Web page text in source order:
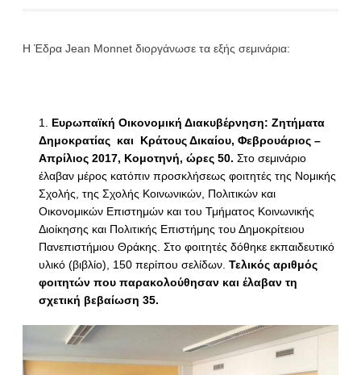
Η Έδρα Jean Monnet διοργάνωσε τα εξής σεμινάρια:
Ευρωπαϊκή Οικονομική Διακυβέρνηση: Ζητήματα
Δημοκρατίας και Κράτους Δικαίου, Φεβρουάριος –
Απρίλιος 2017, Κομοτηνή, ώρες 50. Στο σεμινάριο
έλαβαν μέρος κατόπιν προσκλήσεως φοιτητές της Νομικής
Σχολής, της Σχολής Κοινωνικών, Πολιτικών και
Οικονομικών Επιστημών και του Τμήματος Κοινωνικής
Διοίκησης και Πολιτικής Επιστήμης του Δημοκρίτειου
Πανεπιστήμιου Θράκης. Στο φοιτητές δόθηκε εκπαιδευτικό
υλικό (βιβλίο), 150 περίπου σελίδων. Τελικός αριθμός
φοιτητών που παρακολούθησαν και έλαβαν τη
σχετική βεβαίωση 35.